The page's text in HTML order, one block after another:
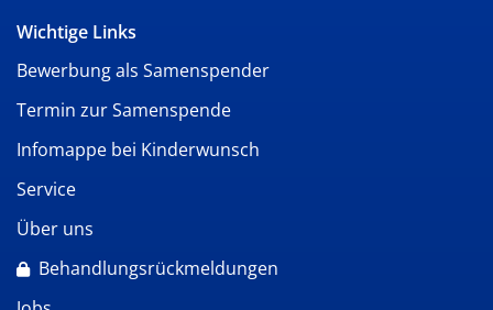
Wichtige Links
Bewerbung als Samenspender
Termin zur Samenspende
Infomappe bei Kinderwunsch
Service
Über uns
Behandlungsrückmeldungen